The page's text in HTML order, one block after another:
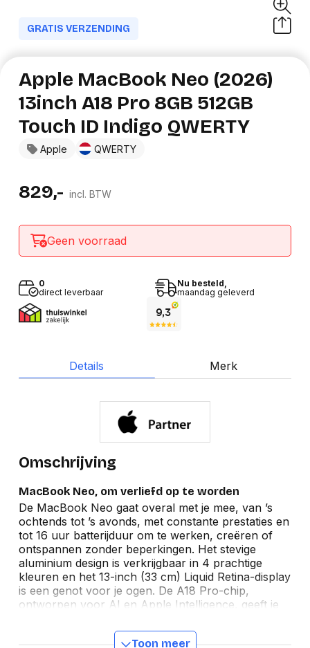
GRATIS VERZENDING
Apple QWERTY
Apple MacBook Neo (2026)
13inch A18 Pro 8GB 512GB
Touch ID Indigo QWERTY
829,- incl. BTW
Geen voorraad
0
direct leverbaar
Nu besteld,
maandag geleverd
Details Merk
Omschrijving
MacBook Neo, om verliefd op te worden
De MacBook Neo gaat overal met je mee, van ’s
ochtends tot ’s avonds, met constante prestaties en
tot 16 uur batterijduur om te werken, creëren of
ontspannen zonder beperkingen. Het stevige
aluminium design is verkrijgbaar in 4 prachtige
kleuren en het 13-inch (33 cm) Liquid Retina-display
is een genot voor je ogen. De A18 Pro-chip,
ontworpen voor AI en Apple Intelligence, geeft je
tegen een spectaculaire prijs.
Toon meer